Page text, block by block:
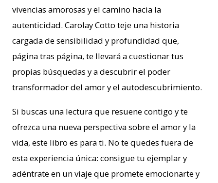
vivencias amorosas y el camino hacia la
autenticidad. Carolay Cotto teje una historia
cargada de sensibilidad y profundidad que,
página tras página, te llevará a cuestionar tus
propias búsquedas y a descubrir el poder
transformador del amor y el autodescubrimiento.
Si buscas una lectura que resuene contigo y te
ofrezca una nueva perspectiva sobre el amor y la
vida, este libro es para ti. No te quedes fuera de
esta experiencia única: consigue tu ejemplar y
adéntrate en un viaje que promete emocionarte y